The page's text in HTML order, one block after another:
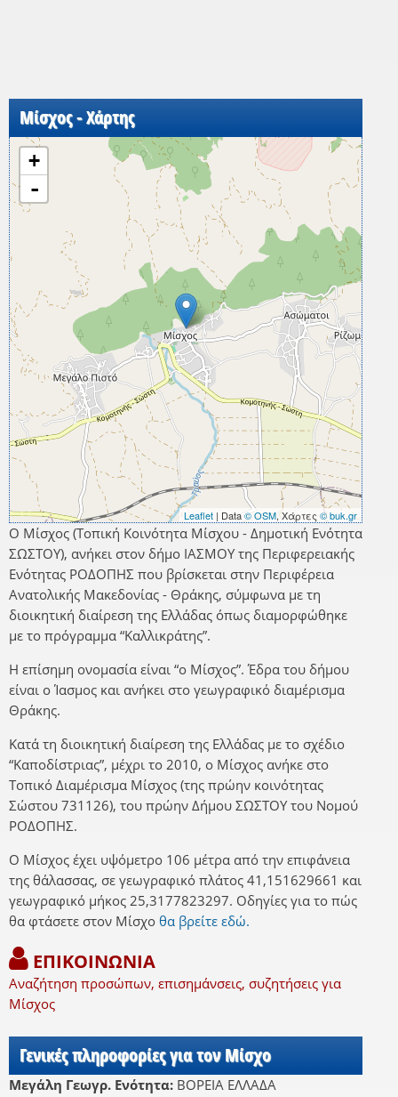
Μίσχος - Χάρτης
+
-
Leaflet | Data© OSM, Χάρτες © buk.gr
Ο Μίσχος (Τοπική Κοινότητα Μίσχου - Δημοτική Ενότητα
ΣΩΣΤΟΥ), ανήκει στον δήμο ΙΑΣΜΟΥ της Περιφερειακής
Ενότητας ΡΟΔΟΠΗΣ που βρίσκεται στην Περιφέρεια
Ανατολικής Μακεδονίας - Θράκης, σύμφωνα με τη
διοικητική διαίρεση της Ελλάδας όπως διαμορφώθηκε
με το πρόγραμμα “Καλλικράτης”.
Η επίσημη ονομασία είναι “ο Μίσχος”. Έδρα του δήμου
είναι ο Ίασμος και ανήκει στο γεωγραφικό διαμέρισμα
Θράκης.
Κατά τη διοικητική διαίρεση της Ελλάδας με το σχέδιο
“Καποδίστριας”, μέχρι το 2010, ο Μίσχος ανήκε στο
Τοπικό Διαμέρισμα Μίσχος (της πρώην κοινότητας
Σώστου 731126), του πρώην Δήμου ΣΩΣΤΟΥ του Νομού
ΡΟΔΟΠΗΣ.
Ο Μίσχος έχει υψόμετρο 106 μέτρα από την επιφάνεια
της θάλασσας, σε γεωγραφικό πλάτος 41,151629661 και
γεωγραφικό μήκος 25,3177823297. Οδηγίες για το πώς
θα φτάσετε στον Μίσχο θα βρείτε εδώ.
ΕΠΙΚΟΙΝΩΝΙΑ
Αναζήτηση προσώπων, επισημάνσεις, συζητήσεις για
Μίσχος
Γενικές πληροφορίες για τον Μίσχο
Μεγάλη Γεωγρ. Ενότητα: ΒΟΡΕΙΑ ΕΛΛΑΔΑ